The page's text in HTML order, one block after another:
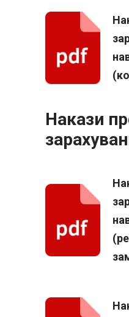
Накази